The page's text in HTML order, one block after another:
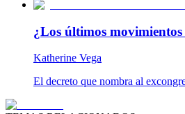
¿Los últimos
Katherine Vega
El decreto que nombra al